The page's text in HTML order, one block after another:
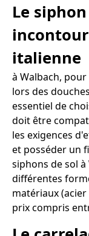
Le
italienne
à Walbach,
lors des
essentiel de
doit être
les exigences
et posséder un
siphons de sol
différentes
matériaux
prix compris